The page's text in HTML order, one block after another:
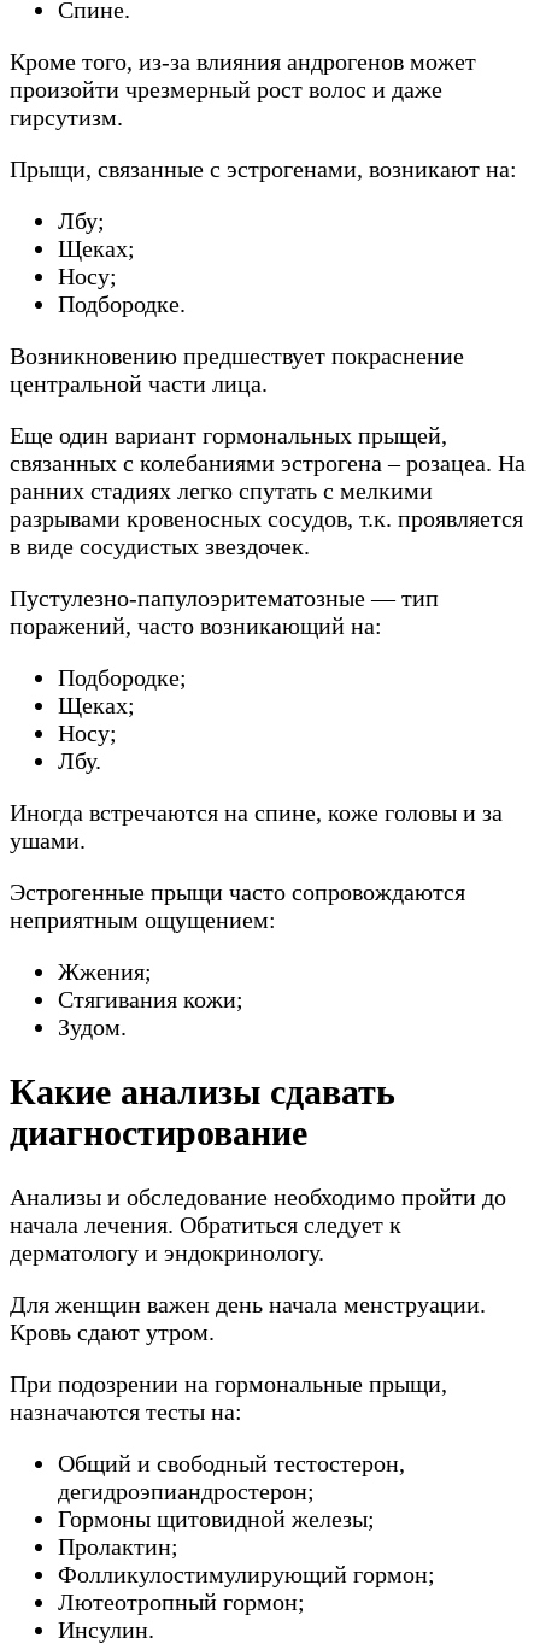
Спине.
Кроме того, из-за влияния андрогенов может
произойти чрезмерный рост волос и даже
гирсутизм.
Прыщи, связанные с эстрогенами, возникают на:
Лбу;
Щеках;
Носу;
Подбородке.
Возникновению предшествует покраснение
центральной части лица.
Еще один вариант гормональных прыщей,
связанных с колебаниями эстрогена – розацеа. На
ранних стадиях легко спутать с мелкими
разрывами кровеносных сосудов, т.к. проявляется
в виде сосудистых звездочек.
Пустулезно-папулоэритематозные — тип
поражений, часто возникающий на:
Подбородке;
Щеках;
Носу;
Лбу.
Иногда встречаются на спине, коже головы и за
ушами.
Эстрогенные прыщи часто сопровождаются
неприятным ощущением:
Жжения;
Стягивания кожи;
Зудом.
Какие анализы сдавать
диагностирование
Анализы и обследование необходимо пройти до
начала лечения. Обратиться следует к
дерматологу и эндокринологу.
Для женщин важен день начала менструации.
Кровь сдают утром.
При подозрении на гормональные прыщи,
назначаются тесты на:
Общий и свободный тестостерон,
дегидроэпиандростерон;
Гормоны щитовидной железы;
Пролактин;
Фолликулостимулирующий гормон;
Лютеотропный гормон;
Инсулин.